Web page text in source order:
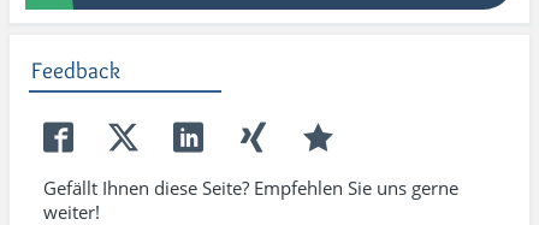
Feedback
Gefällt Ihnen diese Seite? Empfehlen Sie uns gerne
weiter!